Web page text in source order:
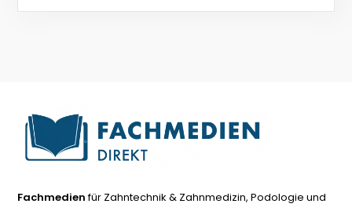
Fachmedienfür Zahntechnik & Zahnmedizin, Podologie und